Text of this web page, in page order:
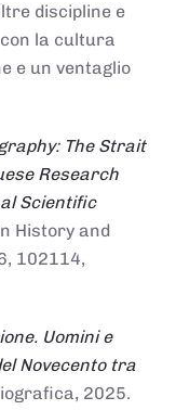
discipline e
la cultura
e un ventaglio
The Strait
Research
Scientific
History and
102114,
Uomini e
Novecento tra
2025.